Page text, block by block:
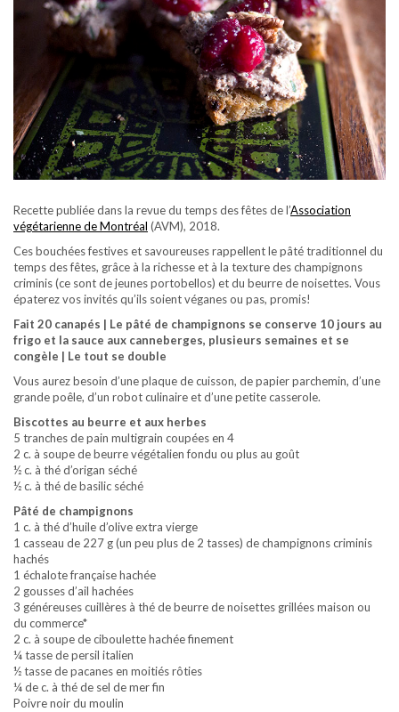
Recette publiée dans la revue du temps des fêtes de l’Association
végétarienne de Montréal (AVM), 2018.
Ces bouchées festives et savoureuses rappellent le pâté traditionnel du
temps des fêtes, grâce à la richesse et à la texture des champignons
criminis (ce sont de jeunes portobellos) et du beurre de noisettes. Vous
épaterez vos invités qu’ils soient véganes ou pas, promis!
Fait 20 canapés | Le pâté de champignons se conserve 10 jours au
frigo et la sauce aux canneberges, plusieurs semaines et se
congèle | Le tout se double
Vous aurez besoin d’une plaque de cuisson, de papier parchemin, d’une
grande poêle, d’un robot culinaire et d’une petite casserole.
Biscottes au beurre et aux herbes
5 tranches de pain multigrain coupées en 4
2 c. à soupe de beurre végétalien fondu ou plus au goût
½ c. à thé d’origan séché
½ c. à thé de basilic séché
Pâté de champignons
1 c. à thé d’huile d’olive extra vierge
1 casseau de 227 g (un peu plus de 2 tasses) de champignons criminis
hachés
1 échalote française hachée
2 gousses d’ail hachées
3 généreuses cuillères à thé de beurre de noisettes grillées maison ou
du commerce*
2 c. à soupe de ciboulette hachée finement
¼ tasse de persil italien
½ tasse de pacanes en moitiés rôties
¼ de c. à thé de sel de mer fin
Poivre noir du moulin